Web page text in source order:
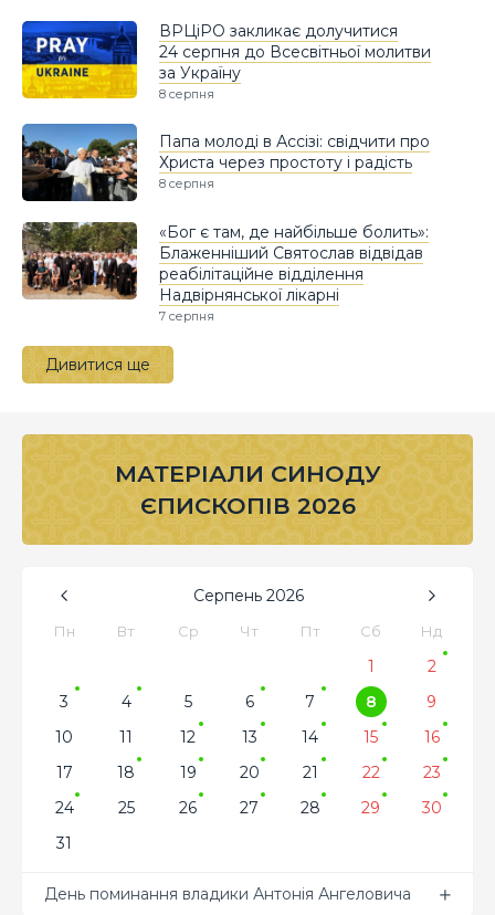
ВРЦіРО закликає долучитися
24 серпня до Всесвітньої молитви
за Україну
8 серпня
Папа молоді в Ассізі: свідчити про
Христа через простоту і радість
8 серпня
«Бог є там, де найбільше болить»:
Блаженніший Святослав відвідав
реабілітаційне відділення
Надвірнянської лікарні
7 серпня
Дивитися ще
МАТЕРІАЛИ СИНОДУ
ЄПИСКОПІВ 2026
Серпень 2026
Пн Вт Ср Чт Пт Сб Нд
1
2
3
4 5 6 7 8
9
10
11 12 13 14 15
16
17
18 19 20 21 22
23
24
25 26 27 28 29
30
31
День поминання владики Антонія Ангеловича